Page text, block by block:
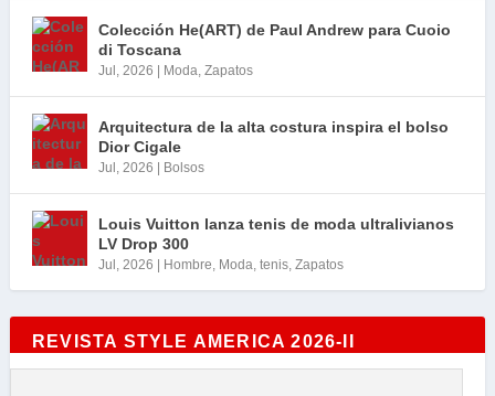
Colección He(ART) de Paul Andrew para Cuoio
di Toscana
Jul, 2026 Moda, Zapatos
Arquitectura de la alta costura inspira el bolso
Dior Cigale
Jul, 2026 Bolsos
Louis Vuitton lanza tenis de moda ultralivianos
LV Drop 300
Jul, 2026 Hombre, Moda, tenis, Zapatos
REVISTA STYLE AMERICA 2026-II